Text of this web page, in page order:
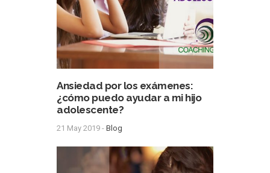
Ansiedad por los exámenes:
¿cómo puedo ayudar a mi hijo
adolescente?
21 May 2019 - Blog